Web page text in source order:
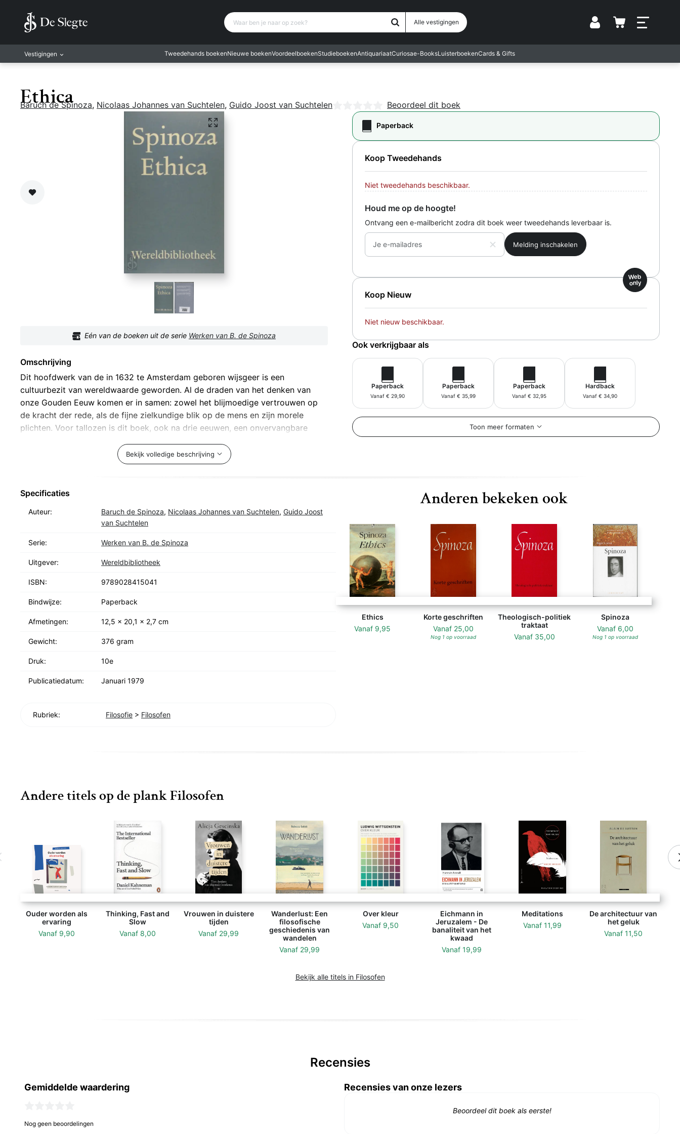
Alle vestigingen Vestiging
Waar ben je naar op zoek?
Tweedehands boekenNieuwe boekenVoordeelboekenStudieboekenAntiquariaatCuriosae-BooksLuisterboekenCards & Gifts
Vestigingen
Rotterdam
Leiden
Ethica
Baruch de Spinoza, Nicolaas Johannes van Suchtelen, Guido Joost van Suchtelen Nog geen beoordelingen
Beoordeel dit boek
Paperback
Koop Tweedehands
Niet tweedehands beschikbaar.
Houd me op de hoogte!
Ontvang een e-mailbericht zodra dit boek weer tweedehands leverbaar is.
Je e-mailadres
Koop Nieuw
Web
only
Niet nieuw beschikbaar.
Ook verkrijgbaar als
Paperback
Vanaf € 29,90
Paperback
Vanaf € 35,99
Paperback
Vanaf € 32,95
Hardback
Vanaf € 34,90
Toon meer formaten
Eén van de boeken uit de serie Werken van B. de Spinoza
Omschrijving
Dit hoofdwerk van de in 1632 te Amsterdam geboren wijsgeer is een
cultuurbezit van wereldwaarde geworden. Al de draden van het denken van
onze Gouden Eeuw komen er in samen: zowel het blijmoedige vertrouwen op
de kracht der rede, als de fijne zielkundige blik op de mens en zijn morele
plichten. Voor tallozen is dit boek, ook na drie eeuwen, een onvervangbare
niet alleen op latere filosofen, maar ook op dichters als Goethe, Heine,
Wordsworth, Gorter en Verwey invloed uitgeoefend.
Bekijk volledige beschrijving
Anderen bekeken ook
Ethics
Vanaf 9,95
Korte geschriften
Vanaf 25,00
Nog 1 op voorraad
Theologisch-politiek
traktaat
Vanaf 35,00
Spinoza
Vanaf 6,00
Nog 1 op voorraad
Specificaties
Auteur: Baruch de Spinoza, Nicolaas Johannes van Suchtelen, Guido Joost
van Suchtelen
Serie: Werken van B. de Spinoza
Uitgever: Wereldbibliotheek
ISBN: 9789028415041
Bindwijze: Paperback
Afmetingen: 12,5 x 20,1 x 2,7 cm
Gewicht: 376 gram
Druk: 10e
Publicatiedatum: Januari 1979
Rubriek: Filosofie > Filosofen
Andere titels op de plank Filosofen
Ouder worden als
ervaring
Vanaf 9,90
Thinking, Fast and
Slow
Vanaf 8,00
Vrouwen in duistere
tijden
Vanaf 29,99
Wanderlust: Een
filosofische
geschiedenis van
wandelen
Vanaf 29,99
Over kleur
Vanaf 9,50
Eichmann in
Jeruzalem - De
banaliteit van het
kwaad
Vanaf 19,99
Meditations
Vanaf 11,99
De architectuur van
het geluk
Vanaf 11,50
Bekijk alle titels in Filosofen
Recensies
Gemiddelde waardering
Nog geen beoordelingen
Recensies van onze lezers
Beoordeel dit boek als eerste!